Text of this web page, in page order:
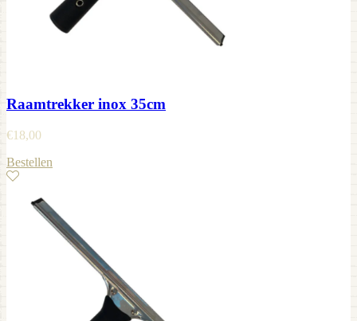
Raamtrekker inox 35cm
€18,00
Bestellen